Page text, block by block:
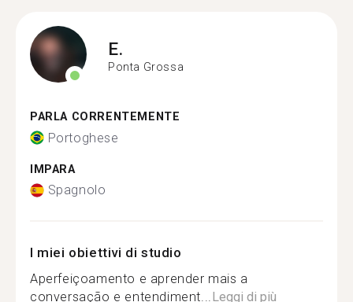
E.
Ponta Grossa
PARLA CORRENTEMENTE
Portoghese
IMPARA
Spagnolo
I miei obiettivi di studio
Aperfeiçoamento e aprender mais a
conversação e entendiment...Leggi di più